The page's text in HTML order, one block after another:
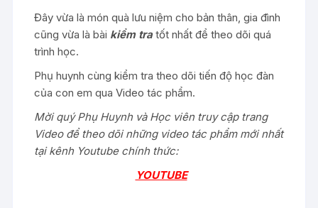
Đây vừa là món quà lưu niệm cho bản thân, gia đình
cũng vừa là bài kiểm tratốt nhất để theo dõi quá
trình học.
Phụ huynh cùng kiểm tra theo dõi tiến độ học đàn
của con em qua Video tác phẩm.
Mời quý Phụ Huynh và Học viên truy cập trang
Video để theo dõi những video tác phẩm mới nhất
tại kênh Youtube chính thức:
YOUTUBE